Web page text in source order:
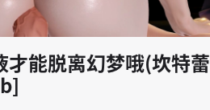
能脱离幻梦哦(坎特蕾